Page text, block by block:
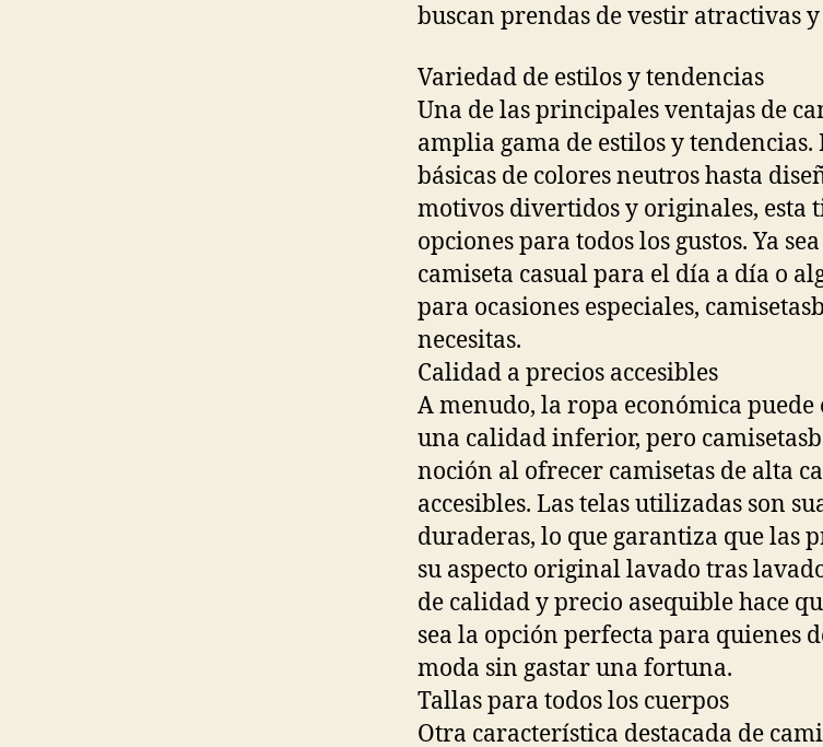
buscan prendas de vestir atractivas
Variedad de estilos y tendencias
Una de las principales ventajas de
amplia gama de estilos y tendencias.
básicas de colores neutros hasta
motivos divertidos y originales, esta
opciones para todos los gustos. Ya
camiseta casual para el día a día o
para ocasiones especiales,
necesitas.
Calidad a precios accesibles
A menudo, la ropa económica puede
una calidad inferior, pero
noción al ofrecer camisetas de alta
accesibles. Las telas utilizadas son
duraderas, lo que garantiza que las
su aspecto original lavado tras
de calidad y precio asequible hace
sea la opción perfecta para quienes
moda sin gastar una fortuna.
Tallas para todos los cuerpos
Otra característica destacada de